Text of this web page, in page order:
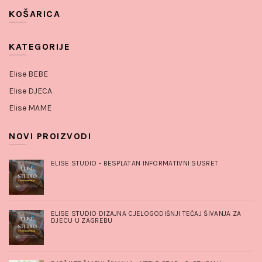
ELISE BABY
–
KONCEPT
STVARANJA
POKLONA S
6. siječnja
2026.
KOŠARICA
KATEGORIJE
Elise BEBE
Elise DJECA
Elise MAME
NOVI PROIZVODI
ELISE STUDIO - BESPLATAN INFORMATIVNI SUSRET
ELISE STUDIO DIZAJNA CJELOGODIŠNJI TEČAJ ŠIVANJA ZA
DJECU U ZAGREBU